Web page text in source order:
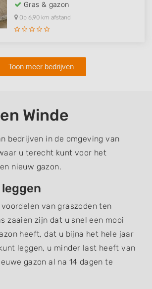
Gras & gazon
Op 6,90 km afstand
Toon meer bedrijven
Winde
bedrijven in de omgeving van
u terecht kunt voor het
nieuw gazon.
van graszoden ten
zaaien zijn dat u snel een mooi
heeft, dat u bijna het hele jaar
leggen, u minder last heeft van
gazon al na 14 dagen te